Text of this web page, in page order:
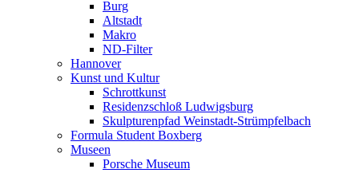
Burg
Altstadt
Makro
ND-Filter
Hannover
Kunst und Kultur
Schrottkunst
Residenzschloß Ludwigsburg
Skulpturenpfad Weinstadt-Strümpfelbach
Formula Student Boxberg
Museen
Porsche Museum